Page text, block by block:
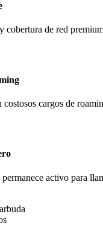
cobertura de red
costosos cargos de
activo para